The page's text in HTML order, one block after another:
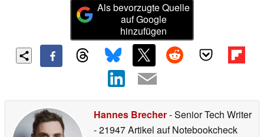
Als bevorzugte Quelle
auf Google
hinzufügen
Hannes Brecher- Senior Tech Writer
- 21947 Artikel auf Notebookcheck